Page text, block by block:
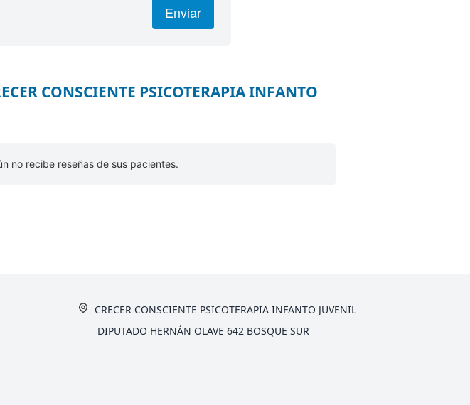
Enviar
CONSCIENTE PSICOTERAPIA INFANTO
no recibe reseñas de sus pacientes.
CRECER CONSCIENTE PSICOTERAPIA INFANTO JUVENIL
DIPUTADO HERNÁN OLAVE 642 BOSQUE SUR